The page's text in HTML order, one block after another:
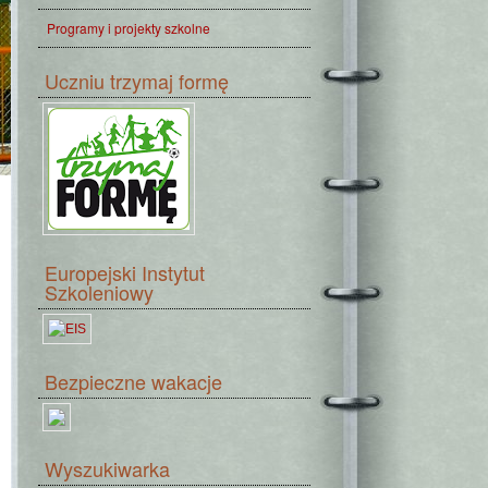
Programy i projekty szkolne
Uczniu trzymaj formę
Europejski Instytut
Szkoleniowy
Bezpieczne wakacje
Wyszukiwarka